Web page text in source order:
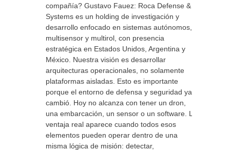
compañía? Gustavo Fauez: Roca Defense &
Systems es un holding de investigación y
desarrollo enfocado en sistemas autónomos,
multisensor y multirol, con presencia
estratégica en Estados Unidos, Argentina y
México. Nuestra visión es desarrollar
arquitecturas operacionales, no solamente
plataformas aisladas. Esto es importante
porque el entorno de defensa y seguridad ya
cambió. Hoy no alcanza con tener un dron,
una embarcación, un sensor o un software. La
ventaja real aparece cuando todos esos
elementos pueden operar dentro de una
misma lógica de misión: detectar,